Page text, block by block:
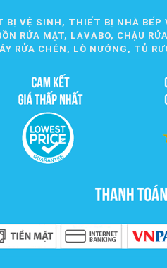
VỆ SINH, THIẾT BỊ NHÀ
RỬA MẶT, LAVABO, CHẬU
RỬA CHÉN, LÒ NƯỚNG, TỦ